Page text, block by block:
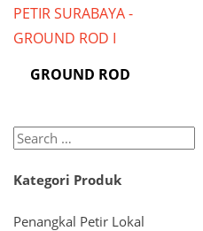
GROUND ROD
Search
Kategori Produk
Penangkal Petir Lokal